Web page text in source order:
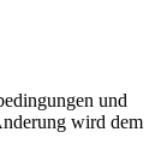
und
wird dem